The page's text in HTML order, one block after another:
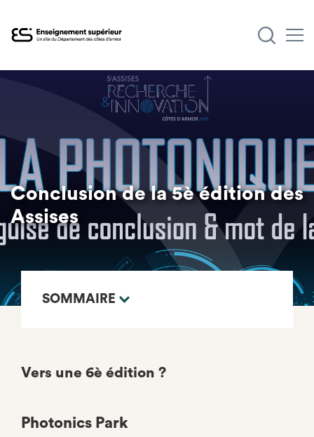
Conclusion de la 5è édition des
Assises
SOMMAIRE
Vers une 6è édition ?
Photonics Park